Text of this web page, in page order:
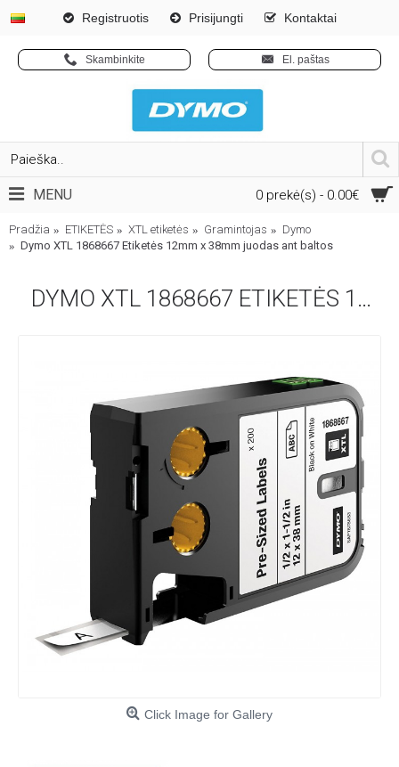
Registruotis Prisijungti Kontaktai
Skambinkite El. paštas
0 prekė(s) - 0.00€
MENU
Pradžia ETIKETĖS XTL etiketės Gramintojas
Dymo
Dymo XTL 1868667 Etiketės 12mm x 38mm juodas ant baltos
DYMO XTL 1868667 ETIKETĖS 12MM X 38MM JUODAS ANT BALTOS
Click Image for Gallery